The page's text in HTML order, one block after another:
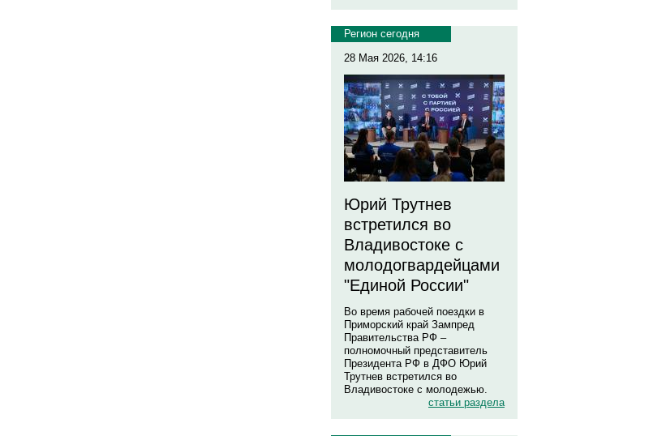
Регион сегодня
28 Мая 2026, 14:16
Юрий Трутнев
встретился во
Владивостоке с
молодогвардейцами
"Единой России"
Во время рабочей поездки в
Приморский край Зампред
Правительства РФ –
полномочный представитель
Президента РФ в ДФО Юрий
Трутнев встретился во
Владивостоке с молодежью.
статьи раздела